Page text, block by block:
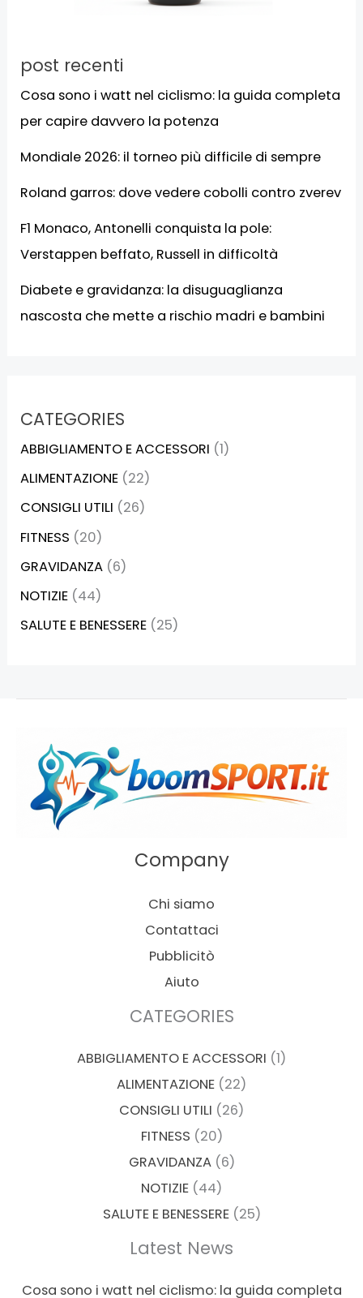
post recenti
Cosa sono i watt nel ciclismo: la guida completa
per capire davvero la potenza
Mondiale 2026: il torneo più difficile di sempre
Roland garros: dove vedere cobolli contro zverev
F1 Monaco, Antonelli conquista la pole:
Verstappen beffato, Russell in difficoltà
Diabete e gravidanza: la disuguaglianza
nascosta che mette a rischio madri e bambini
CATEGORIES
ABBIGLIAMENTO E ACCESSORI (1)
ALIMENTAZIONE (22)
CONSIGLI UTILI (26)
FITNESS (20)
GRAVIDANZA (6)
NOTIZIE (44)
SALUTE E BENESSERE (25)
Company
Chi siamo
Contattaci
Pubblicitò
Aiuto
CATEGORIES
ABBIGLIAMENTO E ACCESSORI (1)
ALIMENTAZIONE (22)
CONSIGLI UTILI (26)
FITNESS (20)
GRAVIDANZA(6)
NOTIZIE (44)
SALUTE E BENESSERE(25)
Latest News
Cosa sono i watt nel ciclismo: la guida completa